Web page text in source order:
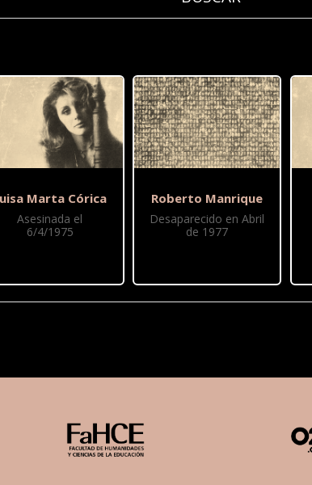
Marta Córica
Asesinada el
6/4/1975
Roberto Manrique
Desaparecido en Abril
de 1977